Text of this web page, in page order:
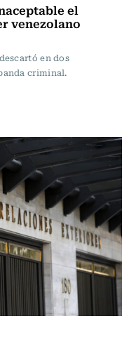
el
venezolano
en dos
criminal.